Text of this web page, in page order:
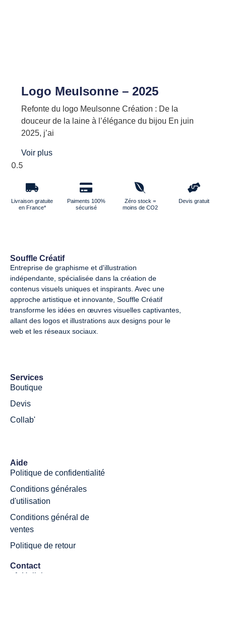
Logo Meulsonne – 2025
Refonte du logo Meulsonne Création : De la
douceur de la laine à l’élégance du bijou En juin
2025, j’ai
Voir plus
Livraison gratuite
en France*
Paiments 100%
sécurisé
Zéro stock =
moins de CO2
Devis gratuit
Souffle Créatif
Entreprise de graphisme et d'illustration
indépendante, spécialisée dans la création de
contenus visuels uniques et inspirants. Avec une
approche artistique et innovante, Souffle Créatif
transforme les idées en œuvres visuelles captivantes,
allant des logos et illustrations aux designs pour le
web et les réseaux sociaux.
Services
Boutique
Devis
Collab'
Aide
Politique de confidentialité
Conditions générales
d'utilisation
Conditions général de
ventes
Politique de retour
Contact
Halluin